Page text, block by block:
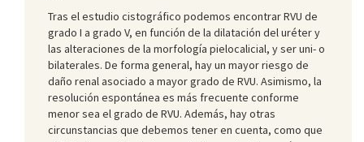
Tras el estudio cistográfico podemos encontrar RVU de
grado I a grado V, en función de la dilatación del uréter y
las alteraciones de la morfología pielocalicial, y ser uni- o
bilaterales. De forma general, hay un mayor riesgo de
daño renal asociado a mayor grado de RVU. Asimismo, la
resolución espontánea es más frecuente conforme
menor sea el grado de RVU. Además, hay otras
circunstancias que debemos tener en cuenta, como que